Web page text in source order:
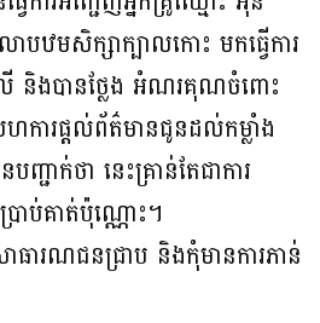
បឋមសិក្សាក្បាលកោះ មកធ្វើការ
និងបានថ្លែង អំណរគុណចំពោះ
ការផ្តល់ព័ត៌មានជូនដល់កម្លាំង
ជាក់ថា នេះគ្រាន់តែជាការ
ប់គាត់ប៉ុណ្ណោះ។
ារណជនជ្រាប និងកុំមានការភាន់